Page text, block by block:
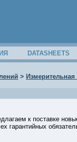
DATASHEETS
> Измерительная
к поставке